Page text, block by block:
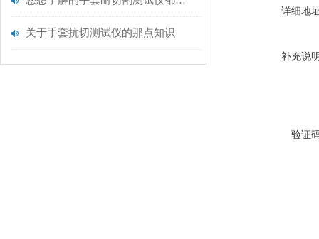
关于手套抗切测试仪的那点知识
详细地
补充说
验证